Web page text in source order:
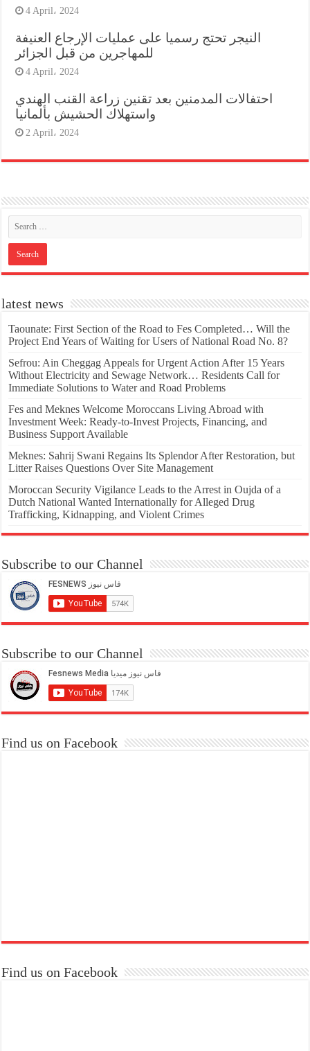
4 April، 2024
النيجر تحتج رسميا على عمليات الإرجاع العنيفة
للمهاجرين من قبل الجزائر
4 April، 2024
احتفالات المدمنين بعد تقنين زراعة القنب الهندي
واستهلاك الحشيش بألمانيا
2 April، 2024
latest news
Taounate: First Section of the Road to Fes Completed… Will the
Project End Years of Waiting for Users of National Road No. 8?
Sefrou: Ain Cheggag Appeals for Urgent Action After 15 Years
Without Electricity and Sewage Network… Residents Call for
Immediate Solutions to Water and Road Problems
Fes and Meknes Welcome Moroccans Living Abroad with
Investment Week: Ready-to-Invest Projects, Financing, and
Business Support Available
Meknes: Sahrij Swani Regains Its Splendor After Restoration, but
Litter Raises Questions Over Site Management
Moroccan Security Vigilance Leads to the Arrest in Oujda of a
Dutch National Wanted Internationally for Alleged Drug
Trafficking, Kidnapping, and Violent Crimes
Subscribe to our Channel
Subscribe to our Channel
Find us on Facebook
Find us on Facebook